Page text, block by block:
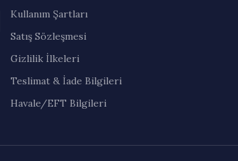
Kullanım Şartları
Satış Sözleşmesi
Gizlilik İlkeleri
Teslimat & İade Bilgileri
Havale/EFT Bilgileri